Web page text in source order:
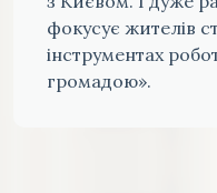
фокусує жителів
інструментах
громадою».